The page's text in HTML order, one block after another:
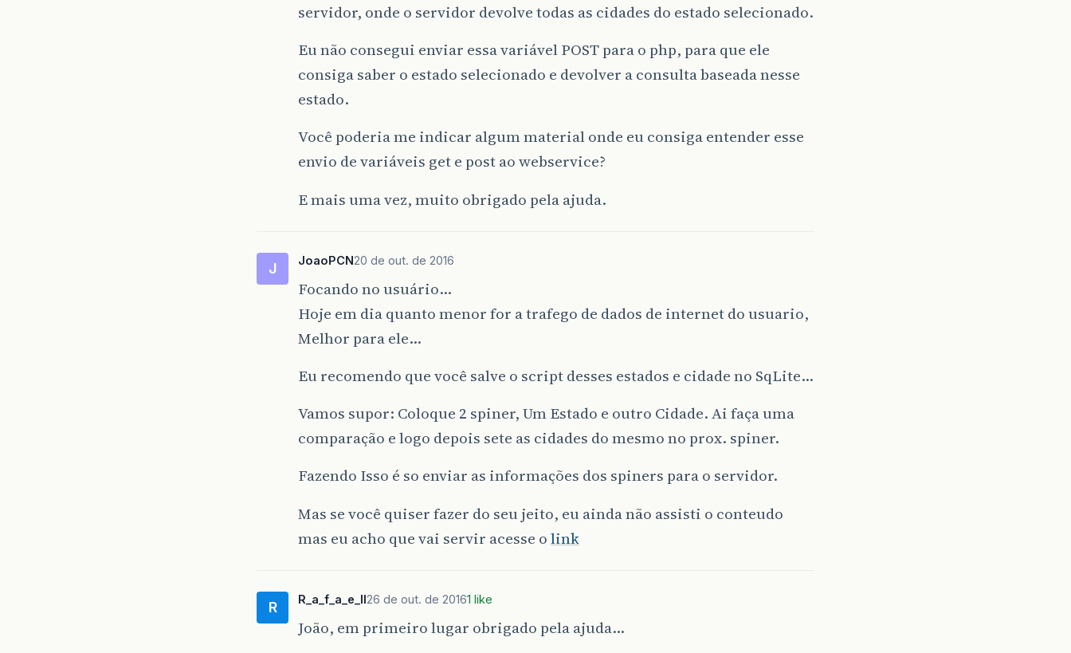
servidor, onde o servidor devolve todas as cidades do estado selecionado.
Eu não consegui enviar essa variável POST para o php, para que ele
consiga saber o estado selecionado e devolver a consulta baseada nesse
estado.
Você poderia me indicar algum material onde eu consiga entender esse
envio de variáveis get e post ao webservice?
E mais uma vez, muito obrigado pela ajuda.
J JoaoPCN20 de out. de 2016
Focando no usuário…
Hoje em dia quanto menor for a trafego de dados de internet do usuario,
Melhor para ele…
Eu recomendo que você salve o script desses estados e cidade no SqLite…
Vamos supor: Coloque 2 spiner, Um Estado e outro Cidade. Ai faça uma
comparação e logo depois sete as cidades do mesmo no prox. spiner.
Fazendo Isso é so enviar as informações dos spiners para o servidor.
Mas se você quiser fazer do seu jeito, eu ainda não assisti o conteudo
mas eu acho que vai servir acesse olink
R R_a_f_a_e_ll26 de out. de 20161 like
João, em primeiro lugar obrigado pela ajuda…